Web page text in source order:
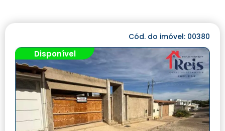
Cód. do imóvel: 00380
Disponível